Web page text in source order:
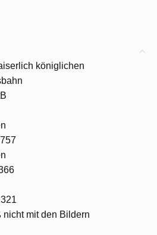
königlichen
mit den Bildern